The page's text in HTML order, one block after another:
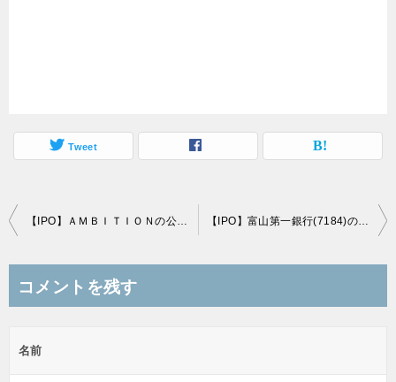
Tweet
投
ビ
ー
【IPO】ＡＭＢＩＴＩＯＮの公開価格は仮条件の「上限」960円で決定 【IPO】富山第一銀行(7184)の公開価格は仮条件の「上限470円」で決定、さてどうなるか？
コメントを残す
名前